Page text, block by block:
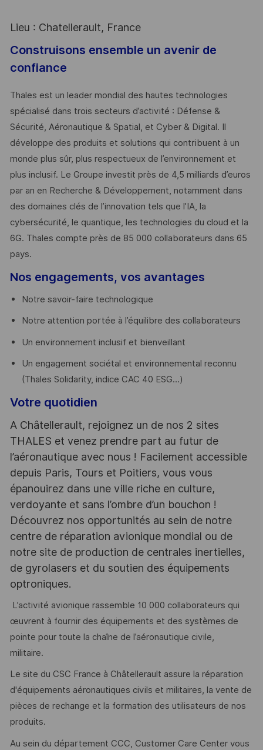
Lieu : Chatellerault, France
Construisons ensemble un avenir de
confiance
Thales est un leader mondial des hautes technologies
spécialisé dans trois secteurs d’activité : Défense &
Sécurité, Aéronautique & Spatial, et Cyber & Digital. Il
développe des produits et solutions qui contribuent à un
monde plus sûr, plus respectueux de l’environnement et
plus inclusif. Le Groupe investit près de 4,5 milliards d’euros
par an en Recherche & Développement, notamment dans
des domaines clés de l’innovation tels que l’IA, la
cybersécurité, le quantique, les technologies du cloud et la
6G. Thales compte près de 85 000 collaborateurs dans 65
pays. ​
Nos engagements, vos avantages
Notre savoir-faire technologique
Notre attention portée à l’équilibre des collaborateurs
Un environnement inclusif et bienveillant
Un engagement sociétal et environnemental reconnu
(Thales Solidarity, indice CAC 40 ESG…)
Votre quotidien
A Châtellerault, rejoignez un de nos 2 sites
THALES et venez prendre part au futur de
l’aéronautique avec nous ! Facilement accessible
depuis Paris, Tours et Poitiers, vous vous
épanouirez dans une ville riche en culture,
verdoyante et sans l’ombre d’un bouchon !
Découvrez nos opportunités au sein de notre
centre de réparation avionique mondial ou de
notre site de production de centrales inertielles,
de gyrolasers et du soutien des équipements
optroniques.
L’activité avionique rassemble 10 000 collaborateurs qui
œuvrent à fournir des équipements et des systèmes de
pointe pour toute la chaîne de l’aéronautique civile,
militaire.
Le site du CSC France à Châtellerault assure la réparation
d'équipements aéronautiques civils et militaires, la vente de
pièces de rechange et la formation des utilisateurs de nos
produits.
Au sein du département CCC, Customer Care Center vous